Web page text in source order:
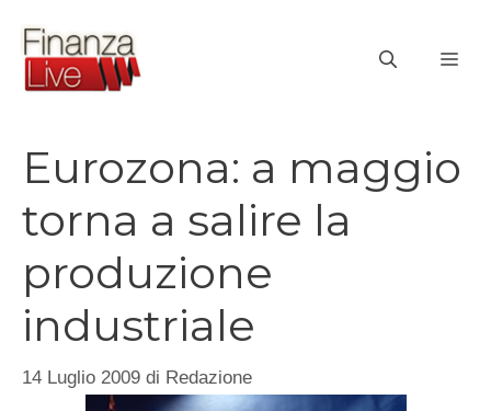
contenuto
Eurozona: a maggio
torna a salire la
produzione
industriale
14 Luglio 2009 di Redazione